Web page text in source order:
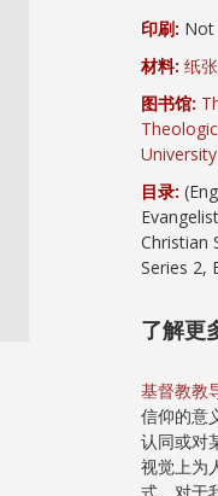
印刷: Not
材料: 纸张
图书馆:
目录:
Christian
Series 2,
了解更
基督教教
信仰的意
认同或对
视觉上为